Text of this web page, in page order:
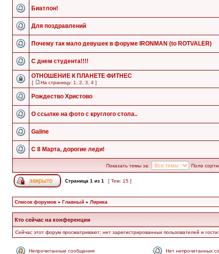
Биатлон!
Для поздравлений
Почему так мало девушек в форуме IRONMAN (to ROTVALER)
С днем студента!!!!
ОТНОШЕНИЕ К ПЛАНЕТЕ ФИТНЕС
[ На страницу: 1 2 3 4 ]
Рождество Христово
О ссылке на фото с круглого стола..
Galine
С 8 Марта, дорогие леди!
Показать темы за: Поле
Страница 1 из 1 [ Тем: 15 ]
Список форумов » Главный » Лирика
Кто сейчас на конференции
Сейчас этот форум просматривают: нет зарегистрированных пользователей и
Непрочитанные сообщения Нет непрочитанных